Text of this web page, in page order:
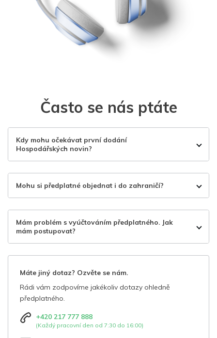
Často se nás ptáte
Kdy mohu očekávat první dodání
Hospodářských novin?
Mohu si předplatné objednat i do zahraničí?
Mám problém s vyúčtováním předplatného. Jak
mám postupovat?
Máte jiný dotaz? Ozvěte se nám.
Rádi vám zodpovíme jakékoliv dotazy ohledně
předplatného.
+420 217 777 888
(Každý pracovní den od 7:30 do 16:00)